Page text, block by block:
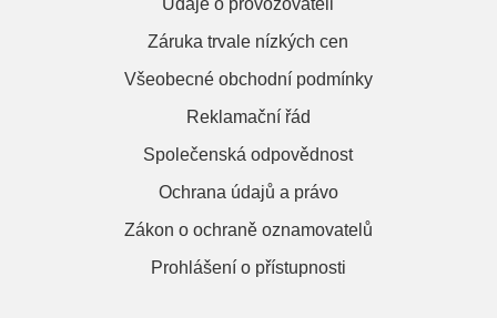
Záruka trvale nízkých cen
Všeobecné obchodní podmínky
Reklamační řád
Společenská odpovědnost
Ochrana údajů a právo
Zákon o ochraně oznamovatelů
Prohlášení o přístupnosti